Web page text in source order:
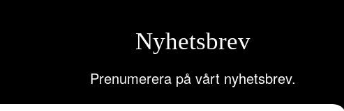
Nyhetsbrev
Prenumerera på vårt nyhetsbrev.